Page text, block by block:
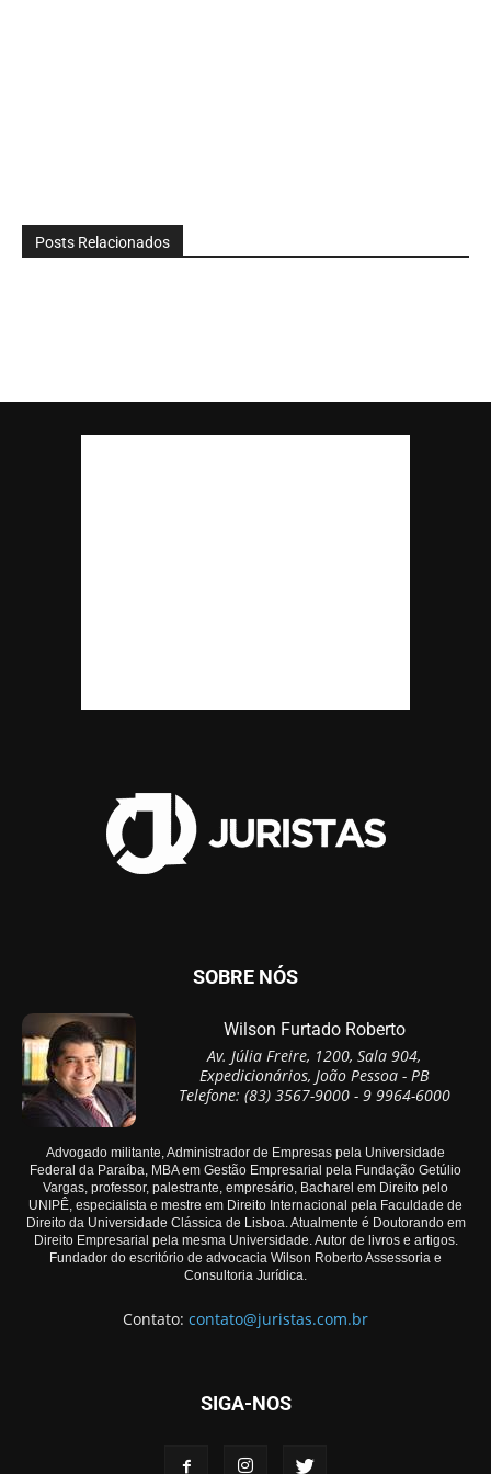
Posts Relacionados
SOBRE NÓS
Wilson Furtado Roberto
Av. Júlia Freire, 1200, Sala 904,
Expedicionários, João Pessoa - PB
Telefone: (83) 3567-9000 - 9 9964-6000
Advogado militante, Administrador de Empresas pela Universidade
Federal da Paraíba, MBA em Gestão Empresarial pela Fundação Getúlio
Vargas, professor, palestrante, empresário, Bacharel em Direito pelo
UNIPÊ, especialista e mestre em Direito Internacional pela Faculdade de
Direito da Universidade Clássica de Lisboa. Atualmente é Doutorando em
Direito Empresarial pela mesma Universidade. Autor de livros e artigos.
Fundador do escritório de advocacia Wilson Roberto Assessoria e
Consultoria Jurídica.
Contato: contato@juristas.com.br
SIGA-NOS